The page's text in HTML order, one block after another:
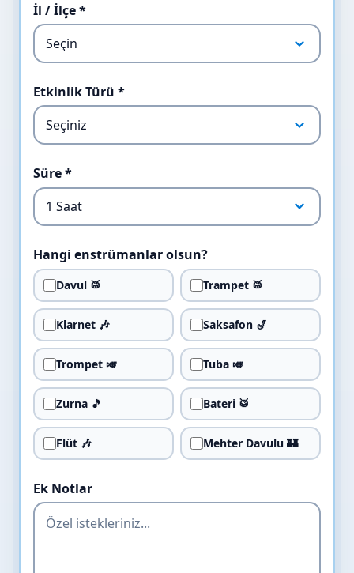
İl / İlçe *
Etkinlik Türü *
Süre *
Hangi enstrümanlar olsun?
Davul 🥁 Trampet 🥁
Klarnet 🎶 Saksafon 🎷
Trompet 🎺 Tuba 🎺
Zurna 🎵 Bateri 🥁
Flüt 🎶 Mehter Davulu 🏰
Ek Notlar